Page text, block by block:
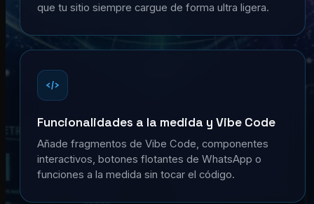
que tu sitio siempre cargue de forma ultra ligera.
Funcionalidades a la medida y Vibe Code
Añade fragmentos de Vibe Code, componentes
interactivos, botones flotantes de WhatsApp o
funciones a la medida sin tocar el código.